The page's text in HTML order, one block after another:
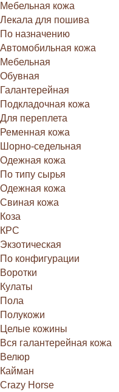
Мебельная кожа
Лекала для пошива
По назначению
Автомобильная кожа
Мебельная
Обувная
Галантерейная
Подкладочная кожа
Для переплета
Ременная кожа
Шорно-седельная
Одежная кожа
По типу сырья
Одежная кожа
Свиная кожа
Коза
КРС
Экзотическая
По конфигурации
Воротки
Кулаты
Пола
Полукожи
Целые кожины
Вся галантерейная кожа
Велюр
Кайман
Crazy Horse